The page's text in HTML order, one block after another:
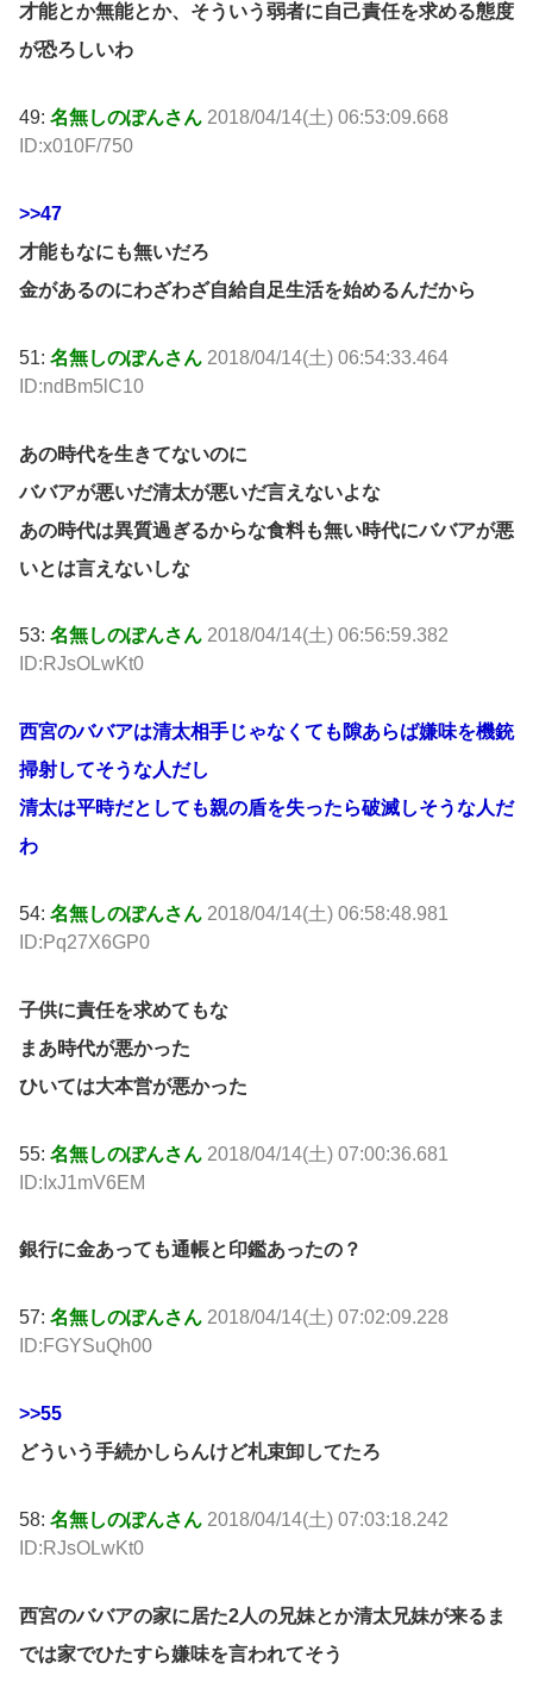
才能とか無能とか、そういう弱者に自己責任を求める態度
が恐ろしいわ
49: 名無しのぽんさん 2018/04/14(土) 06:53:09.668
ID:x010F/750
>>47
才能もなにも無いだろ
金があるのにわざわざ自給自足生活を始めるんだから
51: 名無しのぽんさん 2018/04/14(土) 06:54:33.464
ID:ndBm5lC10
あの時代を生きてないのに
ババアが悪いだ清太が悪いだ言えないよな
あの時代は異質過ぎるからな食料も無い時代にババアが悪
いとは言えないしな
53: 名無しのぽんさん 2018/04/14(土) 06:56:59.382
ID:RJsOLwKt0
西宮のババアは清太相手じゃなくても隙あらば嫌味を機銃
掃射してそうな人だし
清太は平時だとしても親の盾を失ったら破滅しそうな人だ
わ
54: 名無しのぽんさん 2018/04/14(土) 06:58:48.981
ID:Pq27X6GP0
子供に責任を求めてもな
まあ時代が悪かった
ひいては大本営が悪かった
55: 名無しのぽんさん 2018/04/14(土) 07:00:36.681
ID:IxJ1mV6EM
銀行に金あっても通帳と印鑑あったの？
57: 名無しのぽんさん 2018/04/14(土) 07:02:09.228
ID:FGYSuQh00
>>55
どういう手続かしらんけど札束卸してたろ
58: 名無しのぽんさん 2018/04/14(土) 07:03:18.242
ID:RJsOLwKt0
西宮のババアの家に居た2人の兄妹とか清太兄妹が来るま
では家でひたすら嫌味を言われてそう